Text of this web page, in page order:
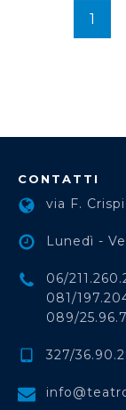
1
CONTATTI
via F.
Lunedì -
06/
081/
089/
327/